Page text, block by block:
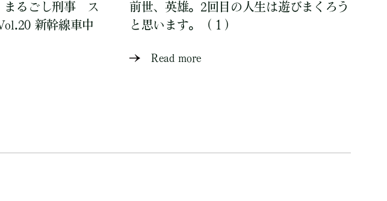
まるごし刑事 ス
新幹線車中
前世、英雄。2回目の人生は遊びまくろう
と思います。（１）
Read more